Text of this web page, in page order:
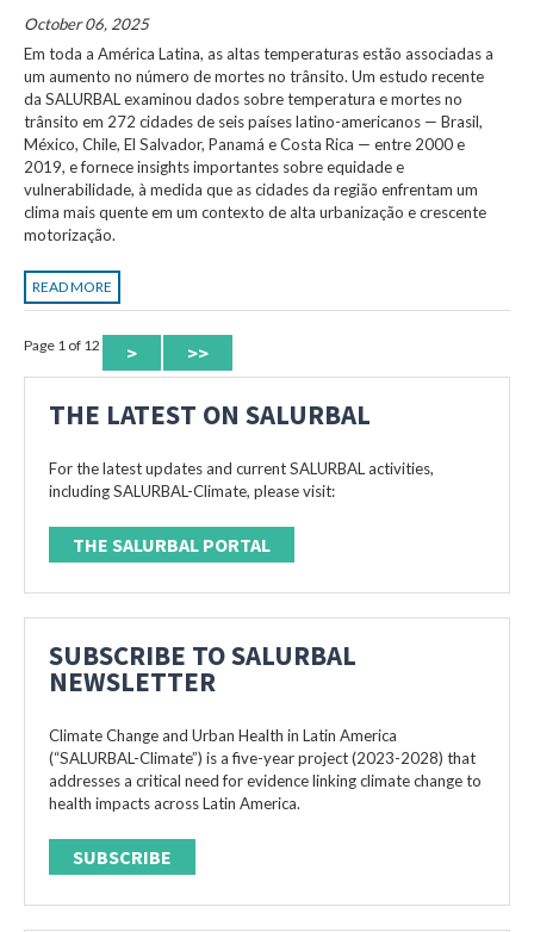
October 06, 2025
Em toda a América Latina, as altas temperaturas estão associadas a
um aumento no número de mortes no trânsito. Um estudo recente
da SALURBAL examinou dados sobre temperatura e mortes no
trânsito em 272 cidades de seis países latino-americanos — Brasil,
México, Chile, El Salvador, Panamá e Costa Rica — entre 2000 e
2019, e fornece insights importantes sobre equidade e
vulnerabilidade, à medida que as cidades da região enfrentam um
clima mais quente em um contexto de alta urbanização e crescente
motorização.
READ MORE
Page 1 of 12 > >>
THE LATEST ON SALURBAL
For the latest updates and current SALURBAL activities,
including SALURBAL-Climate, please visit:
THE SALURBAL PORTAL
SUBSCRIBE TO SALURBAL
NEWSLETTER
Climate Change and Urban Health in Latin America
(“SALURBAL-Climate”) is a five-year project (2023-2028) that
addresses a critical need for evidence linking climate change to
health impacts across Latin America.
SUBSCRIBE